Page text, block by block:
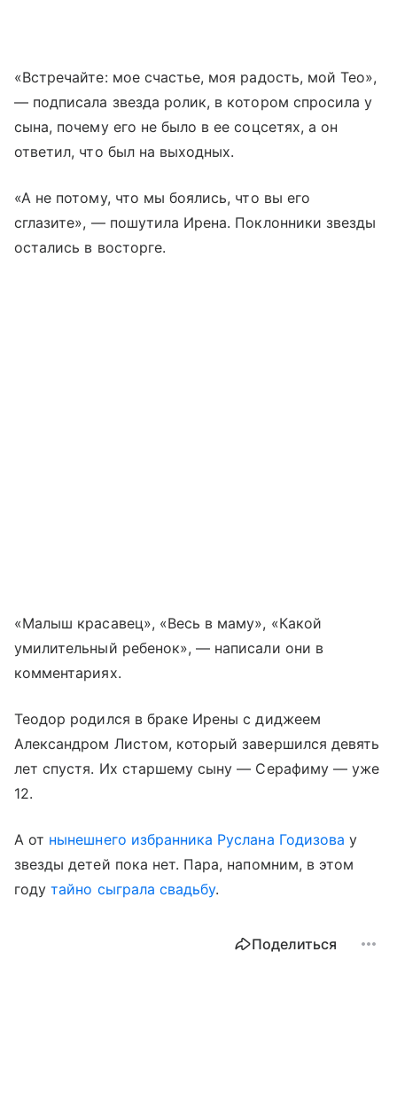
«Встречайте: мое счастье, моя радость, мой Тео»,
— подписала звезда ролик, в котором спросила у
сына, почему его не было в ее соцсетях, а он
ответил, что был на выходных.
«А не потому, что мы боялись, что вы его
сглазите», — пошутила Ирена. Поклонники звезды
остались в восторге.
«Малыш красавец», «Весь в маму», «Какой
умилительный ребенок», — написали они в
комментариях.
Теодор родился в браке Ирены с диджеем
Александром Листом, который завершился девять
лет спустя. Их старшему сыну — Серафиму — уже
12.
А от нынешнего избранника Руслана Годизова у
звезды детей пока нет. Пара, напомним, в этом
годутайно сыграла свадьбу.
Поделиться